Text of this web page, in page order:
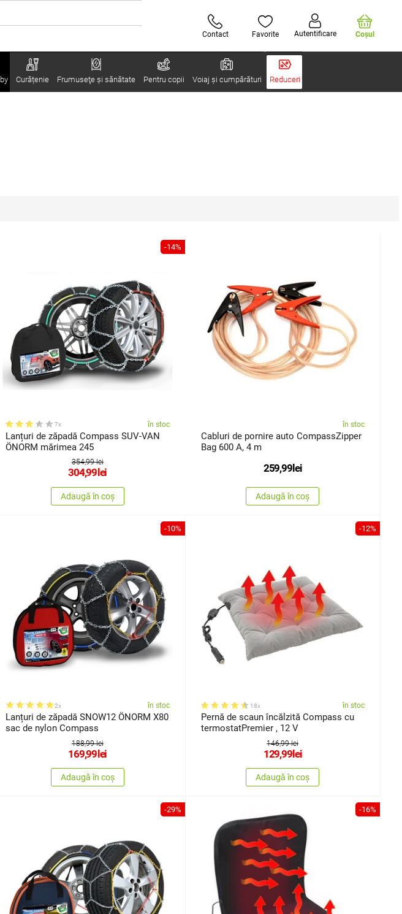
Contact Favorite Autentificare Coşul
Curățenie Frumuseţe şi sănătate Pentru copii Voiaj și cumpărături Reduceri
-14%
7x în stoc
Lanțuri de zăpadă Compass SUV-VAN
ÖNORM mărimea 245
354,99 lei
304,99 lei
Adaugă în coș
în stoc
Cabluri de pornire auto CompassZipper
Bag 600 A, 4 m
259,99 lei
Adaugă în coș
-10%
2x în stoc
Lanțuri de zăpadă SNOW12 ÖNORM X80
sac de nylon Compass
188,99 lei
169,99lei
Adaugă în coș
-12%
18x în stoc
Pernă de scaun încălzită Compass cu
termostatPremier , 12 V
146,99 lei
129,99lei
Adaugă în coș
-29% -16%